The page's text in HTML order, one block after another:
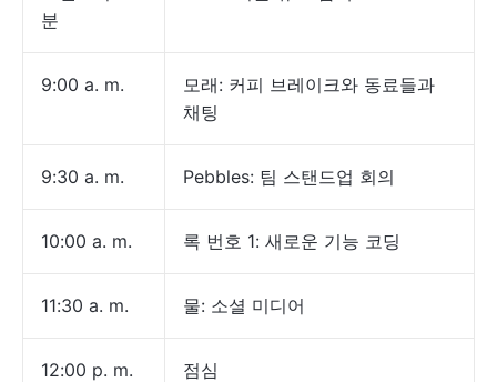
분
9:00 a. m.
모래: 커피 브레이크와 동료들과
채팅
9:30 a. m. Pebbles: 팀 스탠드업 회의
10:00 a. m. 록 번호 1: 새로운 기능 코딩
11:30 a. m. 물: 소셜 미디어
12:00 p. m. 점심